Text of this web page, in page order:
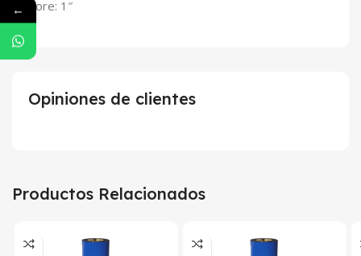
Core: 1″
Opiniones de clientes
Productos Relacionados
←